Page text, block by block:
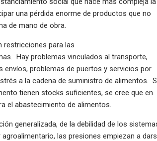
una pérdida enorme de productos que no
de mano de obra.
restricciones para las
Hay problemas vinculados al transporte,
problemas de puertos y servicios por
a la cadena de suministro de alimentos.
tienen stocks suficientes, se cree que en
el abastecimiento de alimentos.
generalizada, de la debilidad de los
las presiones empiezan a